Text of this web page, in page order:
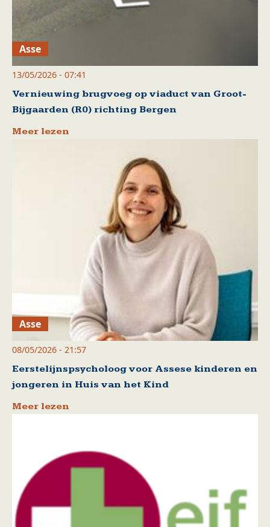
Asse
13/05/2026 - 07:41
Vernieuwing brugvoeg op viaduct van Groot-
Bijgaarden (R0) richting Bergen
Meer lezen
Asse
08/05/2026 - 21:57
Eerstelijnspsycholoog voor Assese kinderen en
jongeren in Huis van het Kind
Meer lezen